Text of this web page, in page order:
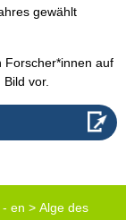
gewählt
Forscher*innen auf
vor.
- en > Alge des